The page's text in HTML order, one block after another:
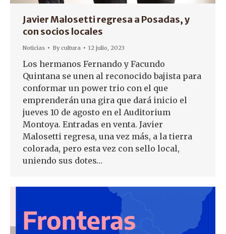
Javier Malosetti regresa a Posadas, y
con socios locales
Noticias Bycultura 12 julio, 2023
Los hermanos Fernando y Facundo
Quintana se unen al reconocido bajista para
conformar un power trio con el que
emprenderán una gira que dará inicio el
jueves 10 de agosto en el Auditorium
Montoya. Entradas en venta. Javier
Malosetti regresa, una vez más, a la tierra
colorada, pero esta vez con sello local,
uniendo sus dotes…